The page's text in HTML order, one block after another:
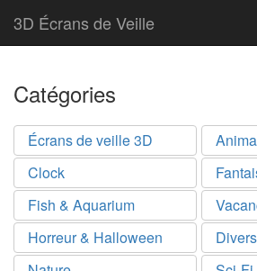
3D Écrans de Veille
Catégories
Écrans de veille 3D
Clock
Fish & Aquarium
Horreur & Halloween
Divers